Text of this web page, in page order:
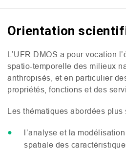
Orientation
L’UFR DMOS a pour vocation
spatio-temporelle des milieux
anthropisés, et en particulier
propriétés, fonctions et des
Les thématiques abordées plus
l’analyse et la
spatiale des